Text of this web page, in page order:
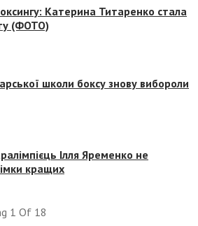
Катерина Титаренко стала
(ФОТО)
школи боксу знову вибороли
Ілля Яременко не
кращих
1 Of 18